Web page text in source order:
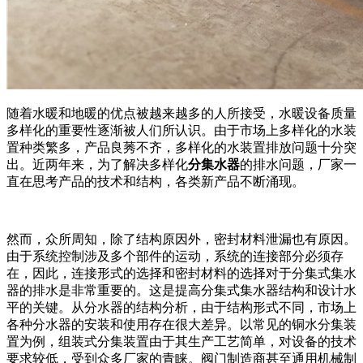
随着水暖和地暖的优点被越来越多的人所接受，水暖设备质量
多样化的重要性逐渐被人们所认识。由于市场上多样化的水装
置种类繁多，产品良莠不齐，多样化的水装置排放问题十分突
出。近两年来，为了解决多样化分集水器的排水问题，厂家一
直在思考产品的技术和结构，各类新产品不断涌现。
然而，众所周知，除了结构原因外，密封材料泄漏也有原因。
由于系统控制涉及多个部件的运动，系统的连接部分必须存
在，因此，连接形式的选择和密封材料的选择对于分集式集水
器的排水是非常重要的。这是提高分集式集水器结构和设计水
平的关键。从分水器的结构分析，由于结构形式不同，市场上
各种分水器的安装和使用存在很大差异。以常见的铜水分集装
置为例，组装式分集装置由于其生产工艺简单，对设备的技术
要求较低，受到众多厂家的青睐。阀门制造商甚至通用机械制